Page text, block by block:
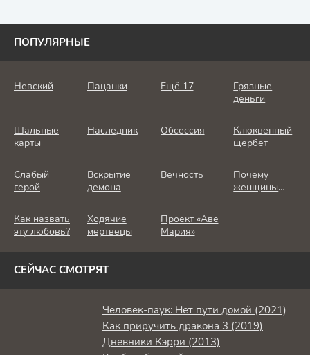
ПОПУЛЯРНЫЕ
Невский Пацанки Ещё 17
Грязные
деньги
Шальные
карты
Наследник Обсессия
Клюквенный
щербет
Слабый
герой
Вскрытие
демона
Вечность
Почему
женщины
Как назвать
эту любовь?
Ходячие
мертвецы
Проект «Аве
Мария»
СЕЙЧАС СМОТРЯТ
Человек-паук: Нет пути домой (2021)
Как приручить дракона 3 (2019)
Дневники Кэрри (2013)